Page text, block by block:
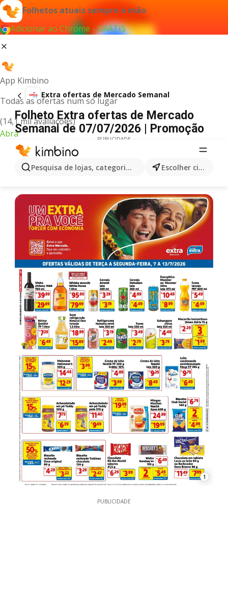
Folhetos atuais sempre à mão
Adicionar ao Chrome - GRÁTIS
App Kimbino
Todas as ofertas num só lugar
(14,1 mil avaliações)
Abra
Pesquisa de lojas, categorias,produtos... Escolher cidade
Extra ofertas de Mercado Semanal
Folheto Extra ofertas de Mercado
Semanal de 07/07/2026 | Promoção
PUBLICIDADE
1
PUBLICIDADE